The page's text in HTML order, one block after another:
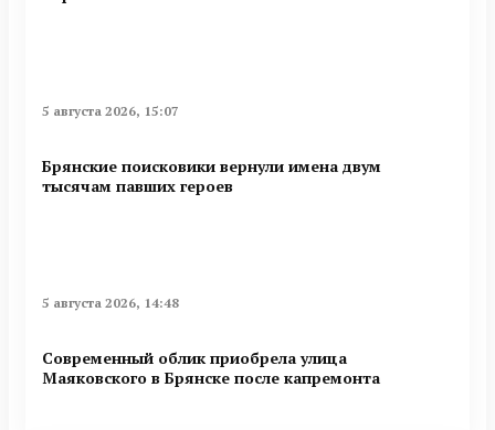
5 августа 2026, 15:07
Брянские поисковики вернули имена двум
тысячам павших героев
5 августа 2026, 14:48
Современный облик приобрела улица
Маяковского в Брянске после капремонта